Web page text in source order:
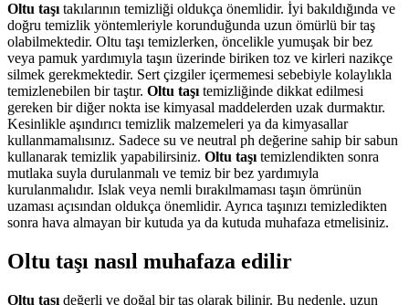
Oltu taşıtakılarının temizliği oldukça önemlidir. İyi bakıldığında ve
doğru temizlik yöntemleriyle korunduğunda uzun ömürlü bir taş
olabilmektedir. Oltu taşı temizlerken, öncelikle yumuşak bir bez
veya pamuk yardımıyla taşın üzerinde biriken toz ve kirleri nazikçe
silmek gerekmektedir. Sert çizgiler içermemesi sebebiyle kolaylıkla
temizlenebilen bir taştır. Oltu taşıtemizliğinde dikkat edilmesi
gereken bir diğer nokta ise kimyasal maddelerden uzak durmaktır.
Kesinlikle aşındırıcı temizlik malzemeleri ya da kimyasallar
kullanmamalısınız. Sadece su ve neutral ph değerine sahip bir sabun
kullanarak temizlik yapabilirsiniz. Oltu taşıtemizlendikten sonra
mutlaka suyla durulanmalı ve temiz bir bez yardımıyla
kurulanmalıdır. Islak veya nemli bırakılmaması taşın ömrünün
uzaması açısından oldukça önemlidir. Ayrıca taşınızı temizledikten
sonra hava almayan bir kutuda ya da kutuda muhafaza etmelisiniz.
Oltu taşı nasıl muhafaza edilir
Oltu taşı değerli ve doğal bir taş olarak bilinir. Bu nedenle, uzun